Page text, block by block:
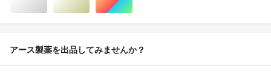
シルバー/銀色系ゴールド/金色系マルチカラー
アース製薬を出品してみませんか？